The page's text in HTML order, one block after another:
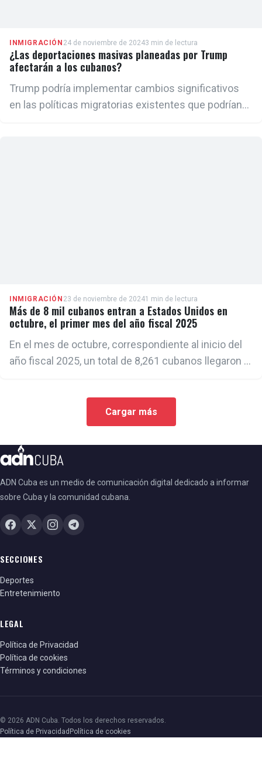
INMIGRACIÓN 24 de noviembre de 20243 min de lectura
¿Las deportaciones masivas planeadas por Trump
afectarán a los cubanos?
Trump podría implementar cambios significativos
en las políticas migratorias existentes que podrían
INMIGRACIÓN 23 de noviembre de 20241 min de lectura
Más de 8 mil cubanos entran a Estados Unidos en
octubre, el primer mes del año fiscal 2025
En el mes de octubre, correspondiente al inicio del
año fiscal 2025, un total de 8,261 cubanos llegaron al
(CBP, por sus siglas en inglés).
Cargar más
ADN Cuba es un medio de comunicación digital dedicado a informar
sobre Cuba y la comunidad cubana.
SECCIONES
Deportes
Entretenimiento
LEGAL
Política de Privacidad
Política de cookies
Términos y condiciones
© 2026 ADN Cuba. Todos los derechos reservados.
Política de Privacidad Política de cookies